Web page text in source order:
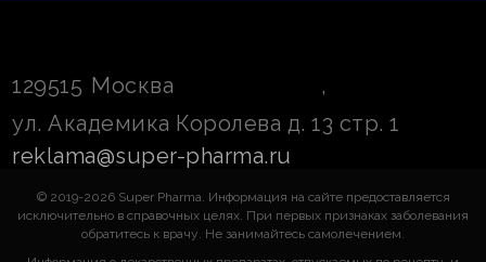
129515 Москва
,
ул. Академика Королева д. 13 стр. 1
reklama@super-pharma.ru
© 2019-2026 Super Pharma. Информация на сайте предоставляется
исключительно в справочных целях. При первых признаках заболевания
обратитесь к врачу. Не занимайтесь самолечением.